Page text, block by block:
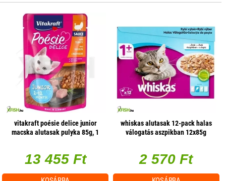
vitakraft poésie delice junior
macska alutasak pulyka 85g, 1
13 455 Ft
whiskas alutasak 12-pack halas
válogatás aszpikban 12x85g
2 570 Ft